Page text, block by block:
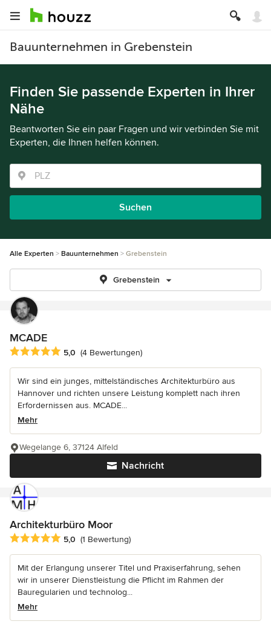
Bauunternehmen in Grebenstein
Finden Sie passende Experten in Ihrer
Nähe
Beantworten Sie ein paar Fragen und wir verbinden Sie mit
Experten, die Ihnen helfen können.
Suchen
Alle Experten Bauunternehmen Grebenstein
Grebenstein
MCADE
Durchschnittliche Bewertung: 5 von 5 Sternen
5,0 (4 Bewertungen)
Wir sind ein junges, mittelständisches Architekturbüro aus
Hannover und richten unsere Leistung komplett nach ihren
Erfordernissen aus. MCADE...
Mehr
Nachricht
Wegelange 6, 37124 Alfeld
Architekturbüro Moor
Durchschnittliche Bewertung: 5 von 5 Sternen
5,0 (1 Bewertung)
Mit der Erlangung unserer Titel und Praxiserfahrung, sehen
wir in unserer Dienstleistung die Pflicht im Rahmen der
Bauregularien und technolog...
Mehr